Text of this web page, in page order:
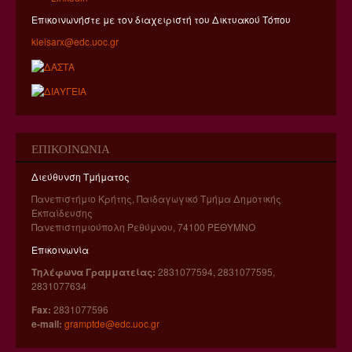
Ηλεκτρονική Υποστήριξη Μαθημάτων του Ε.Δ.Θ.Ε.
ΔΙΑΔΙΚΤΥΑΚΟ ΥΛΙΚΟ Α' ΤΟΜΕΑ
ΣΥΝΕΡΓΑΣΙΑ ΜΕ ΕΚΠΑΙΔΕΥΤΙΚΗ ΚΟΙΝΟΤΗΤΑ
ΔΙΕΥΡΥΜΕΝΗ ΠΡΑΚΤΙΚΗ ΆΣΚΗΣΗ ΣΤΗΝ ΥΠΟΣΤΗΡΙΞΗ
ΕΥΑΛΩΤΩΝ ΟΜΑΔΩΝ
ΔΙΔΑΣΚΑΛΕΙΟ
ΚΑΤΑΤΑΚΤΗΡΙΕΣ ΕΞΕΤΑΣΕΙΣ
ΕΡΓΑΣΤΗΡΙΑ
ΚΕΝΤΡΟ ΜΕΛΕΤΗΣ ΚΑΙ EΡΕΥΝΑΣ ΤΗΣ ΙΣΤΟΡΙΑΣ ΤΗΣ
ΕΚΠΑΙΔΕΥΣΗΣ ΚΑΙ ΤΟΥ ΔΙΔΑΣΚΑΛΙΚΟΥ
Επικοινωνήστε με τον διαχειριστή του Δικτυακού Τόπου
kleisarx@edc.uoc.gr
ΕΠΙΚΟΙΝΩΝΊΑ
Διεύθυνση Τμήματος
Πανεπιστήμιο Κρήτης, Παιδαγωγικό Τμήμα Δημοτικής
Εκπαίδευσης
Πανεπιστημιούπολη Ρεθύμνου, 74100 ΡΕΘYΜΝΟ
Επικοινωνία
Τηλέφωνα Γραμματείας: 2831077594, 2831077595,
2831077634
Fax: 2831077596
e-mail: gramptde@edc.uoc.gr